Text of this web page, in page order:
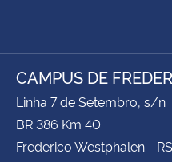
CAMPUS DE
Linha 7 de Setembro, s/n
BR 386 Km 40
Frederico Westphalen - RS